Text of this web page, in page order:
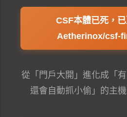
CSF本體已死，已
Aetherinox/csf-
從「門戶大開」進化成「
還會自動抓小偷」的主